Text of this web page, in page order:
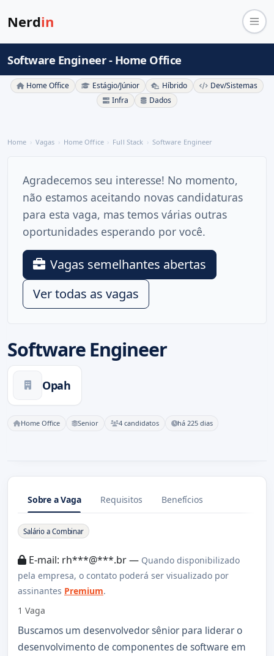
Nerdin
Software Engineer - Home Office
Home Office Estágio/Júnior Híbrido
Dev/Sistemas
Infra
Dados
Home Vagas Home Office Full Stack Software Engineer
Software Engineer
Opah
Home Office Senior 4 candidatos há 225 dias
Agradecemos seu interesse! No momento,
não estamos aceitando novas candidaturas
para esta vaga, mas temos várias outras
oportunidades esperando por você.
Vagas semelhantes abertas
Ver todas as vagas
Sobre a Vaga Requisitos Benefícios
Sobre a Vaga
Salário a Combinar
E-mail: rh***@***.br — Quando disponibilizado
pela empresa, o contato poderá ser visualizado por
assinantes Premium.
1 Vaga
Buscamos um desenvolvedor sênior para liderar o
desenvolvimento de componentes de software em